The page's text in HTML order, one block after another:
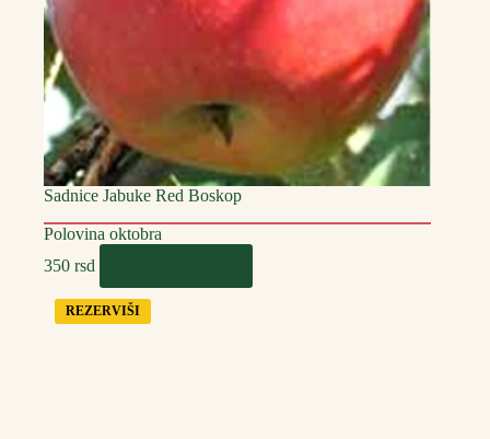
Sadnice Jabuke Red Boskop
Polovina oktobra
350 rsd
REZERVIŠI